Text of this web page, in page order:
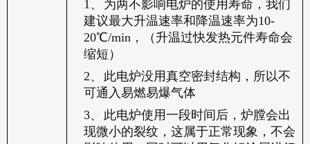
1、
为两不影响电炉的使用寿命，我们
建议最大升温速率和降温速率为10-
20℃/min ，（升温过快发热元件寿命会
缩短）
2、
此电炉没用真空密封结构，所以不
可通入易燃易爆气体
3、
此电炉使用一段时间后，炉膛会出
现微小的裂纹，这属于正常现象，不会